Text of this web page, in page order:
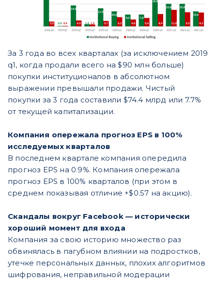
За 3 года во всех кварталах (за исключением 2019
q1, когда продали всего на $90 млн больше)
покупки институционалов в абсолютном
выражении превышали продажи. Чистый
покупки за 3 года составили $74.4 млрд или 7.7%
от текущей капитализации.
Компания опережала прогноз EPS в 100%
исследуемых кварталов
В последнем квартале компания опередила
прогноз EPS на 0.9%. Компания опережала
прогноз EPS в 100% кварталов (при этом в
среднем показывая отличие +$0.57 на акцию).
Скандалы вокруг Facebook — исторически
хороший момент для входа
Компания за свою историю множество раз
обвинялась в пагубном влиянии на подростков,
утечке персональных данных, плохих алгоритмов
шифрования, неправильной модерации